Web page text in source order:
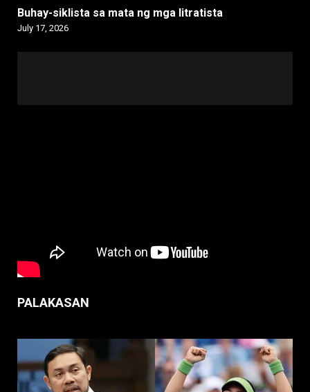
Buhay-siklista sa mata ng mga litratista
July 17, 2026
PALAKASAN